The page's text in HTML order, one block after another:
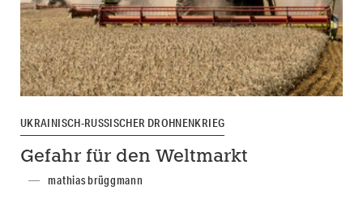
UKRAINISCH-RUSSISCHER DROHNENKRIEG
Gefahr für den Weltmarkt
mathias brüggmann